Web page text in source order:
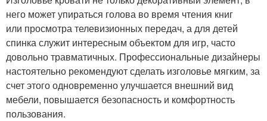
него может упираться голова во время чтения книг
или просмотра телевизионных передач, а для детей
спинка служит интересным объектом для игр, часто
довольно травматичных. Профессиональные дизайнеры
настоятельно рекомендуют сделать изголовье мягким, за
счет этого одновременно улучшается внешний вид
мебели, повышается безопасность и комфортность
пользования.